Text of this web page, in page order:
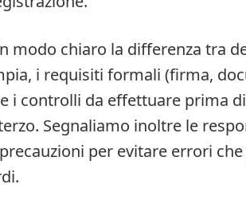
modo chiaro la differenza tra
i requisiti formali (firma,
i controlli da effettuare prima
Segnaliamo inoltre le
per evitare errori